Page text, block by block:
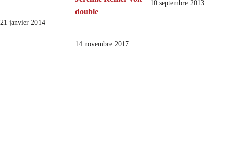
21 janvier 2014
double
14 novembre 2017
10 septembre 2013